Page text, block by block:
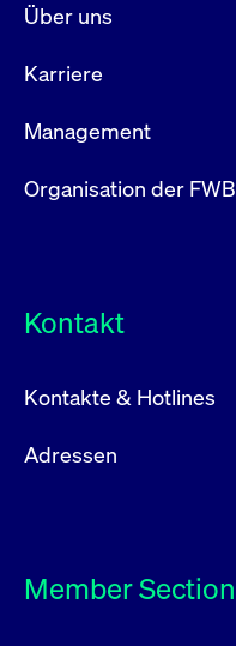
Über uns
Karriere
Management
Organisation der FWB
Kontakt
Kontakte & Hotlines
Adressen
Member Section